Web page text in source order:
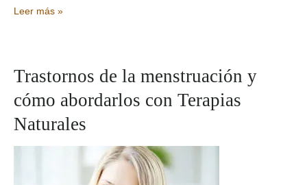
Helicobacter
para
recuperar
el
equilibrio
digestivo
Leer más »
Trastornos de la menstruación y
cómo abordarlos con Terapias
Naturales